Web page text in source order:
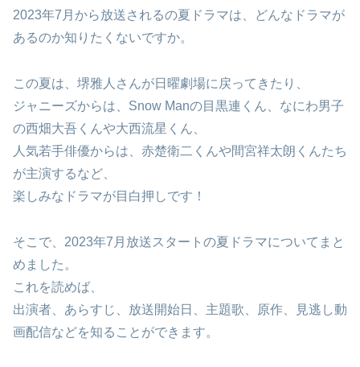
2023年7月から放送されるの夏ドラマは、どんなドラマが
あるのか知りたくないですか。
この夏は、堺雅人さんが日曜劇場に戻ってきたり、
ジャニーズからは、Snow Manの目黒連くん、なにわ男子
の西畑大吾くんや大西流星くん、
人気若手俳優からは、赤楚衛二くんや間宮祥太朗くんたち
が主演するなど、
楽しみなドラマが目白押しです！
そこで、2023年7月放送スタートの夏ドラマについてまと
めました。
これを読めば、
出演者、あらすじ、放送開始日、主題歌、原作、見逃し動
画配信などを知ることができます。